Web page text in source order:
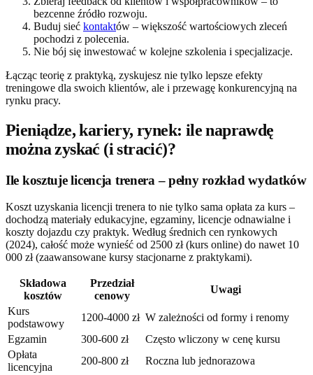
bezcenne źródło rozwoju.
Buduj sieć kontaktów – większość wartościowych zleceń
pochodzi z polecenia.
Nie bój się inwestować w kolejne szkolenia i specjalizacje.
Łącząc teorię z praktyką, zyskujesz nie tylko lepsze efekty
treningowe dla swoich klientów, ale i przewagę konkurencyjną na
rynku pracy.
Pieniądze, kariery, rynek: ile naprawdę
można zyskać (i stracić)?
Ile kosztuje licencja trenera – pełny rozkład wydatków
Koszt uzyskania licencji trenera to nie tylko sama opłata za kurs –
dochodzą materiały edukacyjne, egzaminy, licencje odnawialne i
koszty dojazdu czy praktyk. Według średnich cen rynkowych
(2024), całość może wynieść od 2500 zł (kurs online) do nawet 10
000 zł (zaawansowane kursy stacjonarne z praktykami).
Składowa
kosztów
Przedział
cenowy
Uwagi
Kurs
podstawowy
1200-4000 zł W zależności od formy i renomy
Egzamin
300-600 zł
Często wliczony w cenę kursu
Opłata
licencyjna
200-800 zł Roczna lub jednorazowa